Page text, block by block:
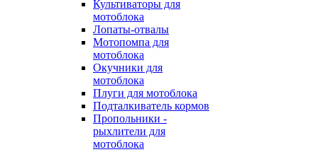
Культиваторы для
мотоблока
Лопаты-отвалы
Мотопомпа для
мотоблока
Окучники для
мотоблока
Плуги для мотоблока
Подталкиватель кормов
Пропольники -
рыхлители для
мотоблока